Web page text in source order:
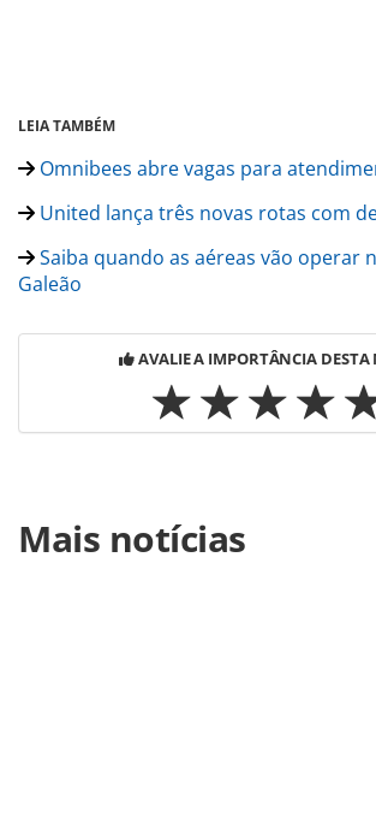
LEIA TAMBÉM
Omnibees abre vagas para
United lança três novas rotas com
Saiba quando as aéreas vão operar
Galeão
AVALIE A IMPORTÂNCIA DESTA
https://www.panrotas.com.br/noticia-
turismo/aviacao/2016/06/united-abre-
Mais notícias